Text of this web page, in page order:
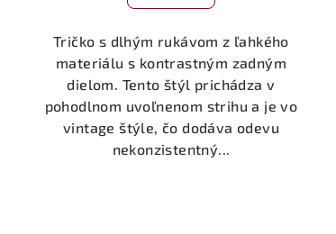
je
5,0
5
hviezdičiek.
Tričko s dlhým rukávom z ľahkého
materiálu s kontrastným zadným
dielom. Tento štýl prichádza v
pohodlnom uvoľnenom strihu a je vo
vintage štýle, čo dodáva odevu
nekonzistentný...